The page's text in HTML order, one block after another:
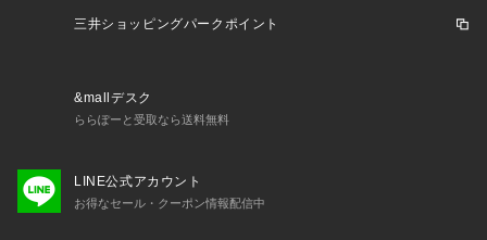
三井ショッピングパークポイント
&mallデスク
ららぽーと受取なら送料無料
LINE公式アカウント
お得なセール・クーポン情報配信中